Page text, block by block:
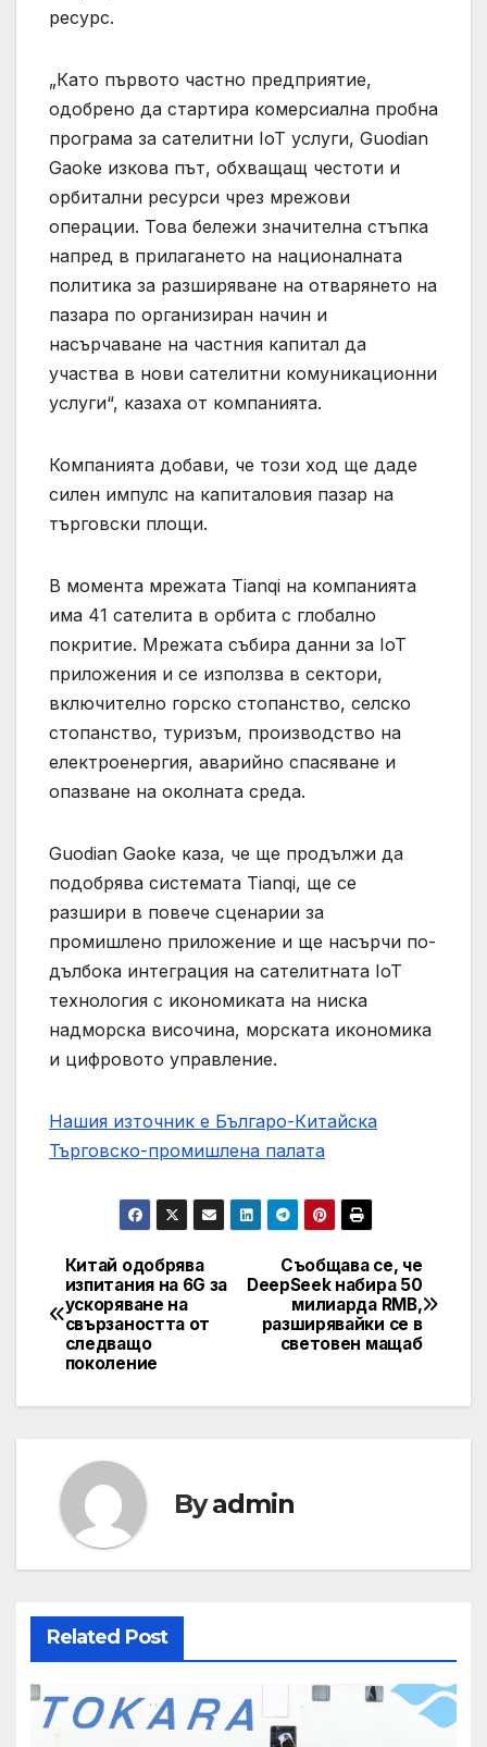
ресурс.
„Като първото частно предприятие,
одобрено да стартира комерсиална пробна
програма за сателитни IoT услуги, Guodian
Gaoke изкова път, обхващащ честоти и
орбитални ресурси чрез мрежови
операции. Това бележи значителна стъпка
напред в прилагането на националната
политика за разширяване на отварянето на
пазара по организиран начин и
насърчаване на частния капитал да
участва в нови сателитни комуникационни
услуги“, казаха от компанията.
Компанията добави, че този ход ще даде
силен импулс на капиталовия пазар на
търговски площи.
В момента мрежата Tianqi на компанията
има 41 сателита в орбита с глобално
покритие. Мрежата събира данни за IoT
приложения и се използва в сектори,
включително горско стопанство, селско
стопанство, туризъм, производство на
електроенергия, аварийно спасяване и
опазване на околната среда.
Guodian Gaoke каза, че ще продължи да
подобрява системата Tianqi, ще се
разшири в повече сценарии за
промишлено приложение и ще насърчи по-
дълбока интеграция на сателитната IoT
технология с икономиката на ниска
надморска височина, морската икономика
и цифровото управление.
Нашия източник е Българо-Китайска
Търговско-промишлена палaта
Post
navigation
Съобщава се, че
DeepSeek набира 50
милиарда RMB,
разширявайки се в
световен мащаб
Китай одобрява
изпитания на 6G за
ускоряване на
свързаността от
следващо
поколение
Byadmin
Related Post